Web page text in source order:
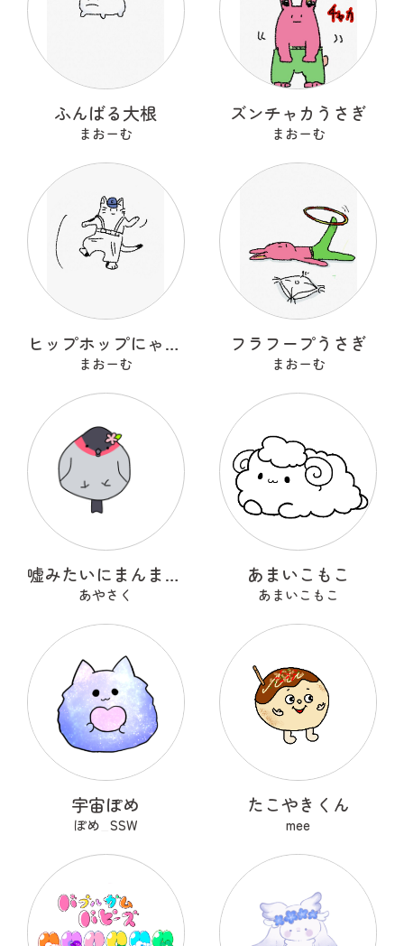
ふんばる大根
まおーむ
ズンチャカうさぎ
まおーむ
ヒップホップにゃんこ
まおーむ
フラフープうさぎ
まおーむ
嘘みたいにまんまるなウソ
あやさく
あまいこもこ
あまいこもこ
宇宙ぽめ
ぽめ_SSW
たこやきくん
mee